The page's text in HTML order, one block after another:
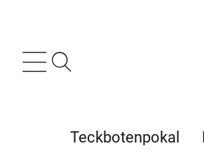
Teckbotenpokal